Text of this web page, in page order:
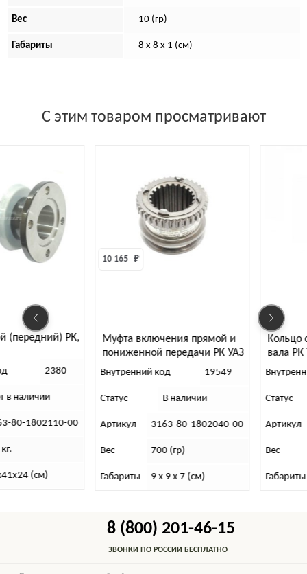
Вес 10 (гр)
Габариты 8 x 8 x 1 (см)
С этим товаром просматривают
(передний) РК,
2380
в наличии
80-1802110-00
(см)
Муфта включения прямой и
пониженной передачи РК УАЗ
Патриот “Даймос”
10 165 ₽
Внутренний код 19549
Статус В наличии
Артикул 3163-80-1802040-00
Вес 700 (гр)
Габариты 9 x 9 x 7 (см)
Кольцо
вала РК
Статус
Артикул
Вес
Габариты
8 (800) 201-46-15
ЗВОНКИ ПО РОССИИ БЕСПЛАТНО